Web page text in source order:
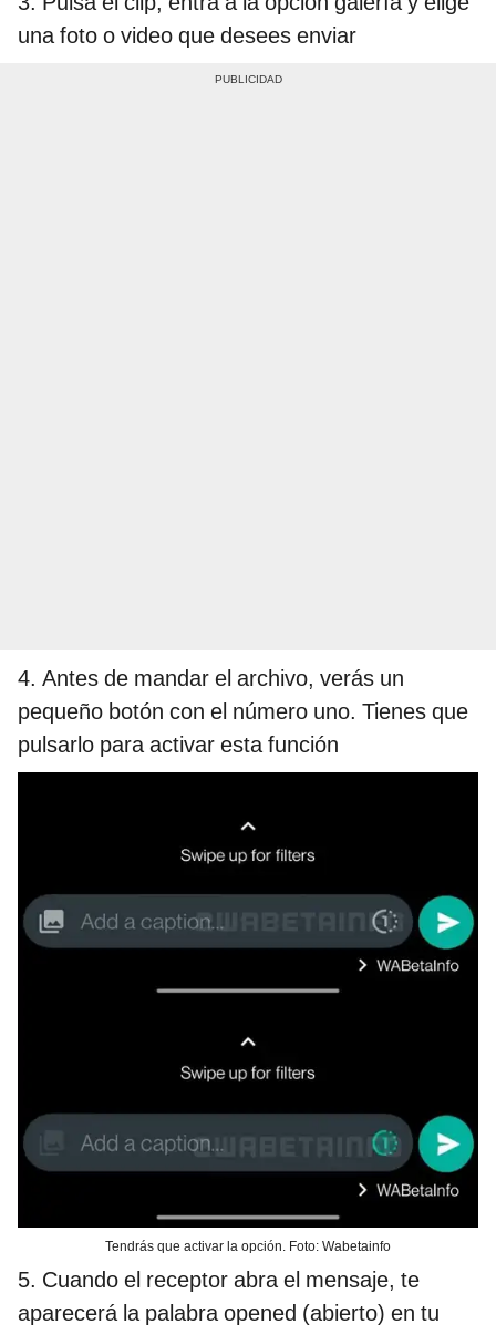
una foto o video que desees enviar
4. Antes de mandar el archivo, verás un
pequeño botón con el número uno. Tienes que
pulsarlo para activar esta función
Tendrás que activar la opción. Foto: Wabetainfo
5. Cuando el receptor abra el mensaje, te
aparecerá la palabra opened (abierto) en tu